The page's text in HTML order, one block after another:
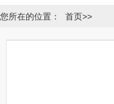
您所在的位置： 首页>>